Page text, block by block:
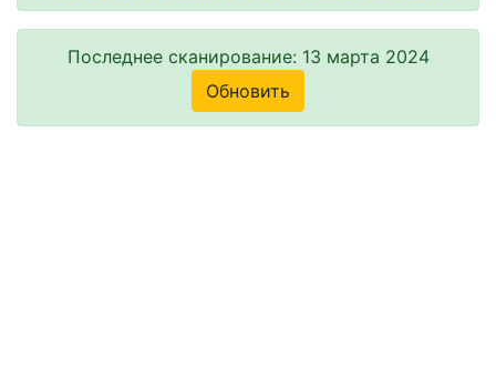
Последнее сканирование: 13 марта 2024
Обновить